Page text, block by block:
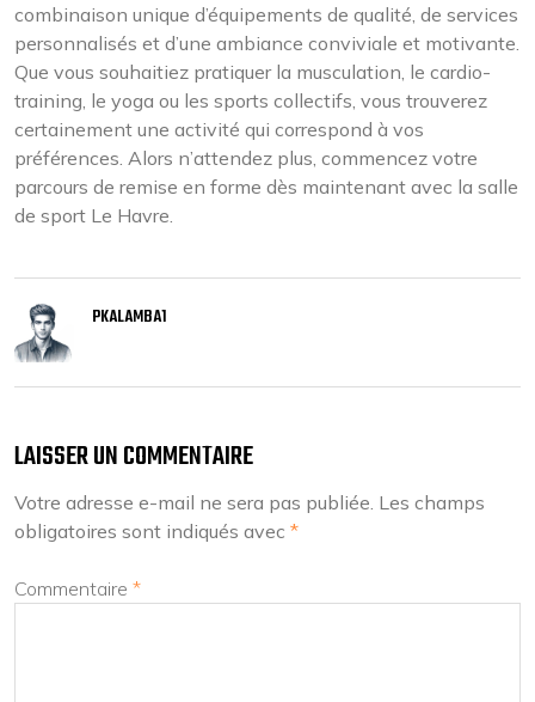
combinaison unique d’équipements de qualité, de services
personnalisés et d’une ambiance conviviale et motivante.
Que vous souhaitiez pratiquer la musculation, le cardio-
training, le yoga ou les sports collectifs, vous trouverez
certainement une activité qui correspond à vos
préférences. Alors n’attendez plus, commencez votre
parcours de remise en forme dès maintenant avec la salle
de sport Le Havre.
PKALAMBA1
LAISSER UN COMMENTAIRE
Votre adresse e-mail ne sera pas publiée. Les champs
obligatoires sont indiqués avec *
Commentaire *